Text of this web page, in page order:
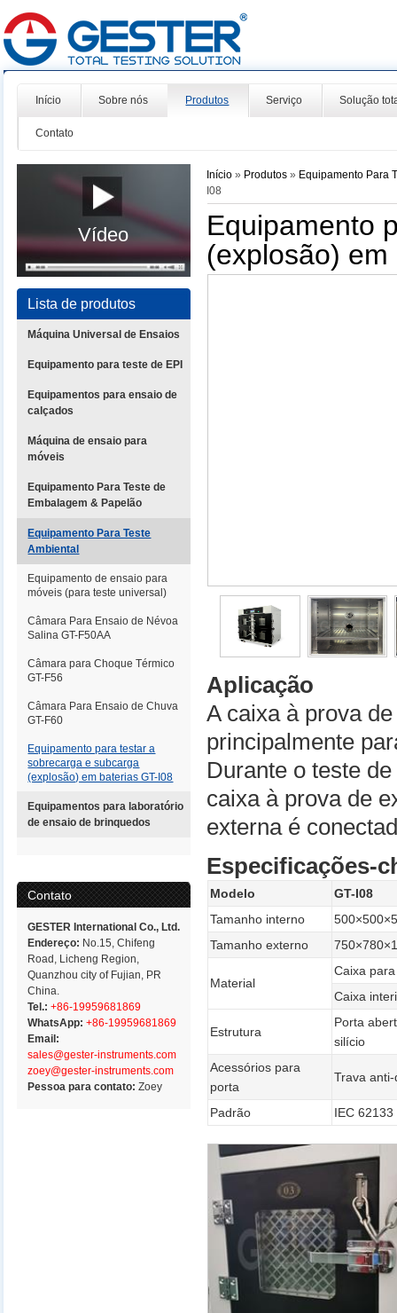
Início Sobre nós Produtos Serviço Solução
Contato
Vídeo
Lista de produtos
Máquina Universal de Ensaios
Equipamento para teste de EPI
Equipamentos para ensaio de
calçados
Máquina de ensaio para
móveis
Equipamento Para Teste de
Embalagem & Papelão
Equipamento Para Teste
Ambiental
Equipamento de ensaio para
móveis (para teste universal)
Câmara Para Ensaio de Névoa
Salina GT-F50AA
Câmara para Choque Térmico
GT-F56
Câmara Para Ensaio de Chuva
GT-F60
Equipamento para testar a
sobrecarga e subcarga
(explosão) em baterias GT-I08
Equipamentos para laboratório
de ensaio de brinquedos
Contato
GESTER International Co., Ltd.
Endereço: No.15, Chifeng
Road, Licheng Region,
Quanzhou city of Fujian, PR
China.
Tel.: +86-19959681869
WhatsApp: +86-19959681869
Email:
sales@gester-instruments.com
zoey@gester-instruments.com
Pessoa para contato:Zoey
Início » Produtos» Equipamento Para
I08
Equipamento
(explosão)
Aplicação
A caixa à prova
principalmente
Durante o teste
caixa à prova de
externa é
Especificações-
Modelo
GT-I08
Tamanho interno
Tamanho externo
Material
Caixa
Caixa
Estrutura
Porta
silício
Acessórios para
porta
Trava
Padrão IEC